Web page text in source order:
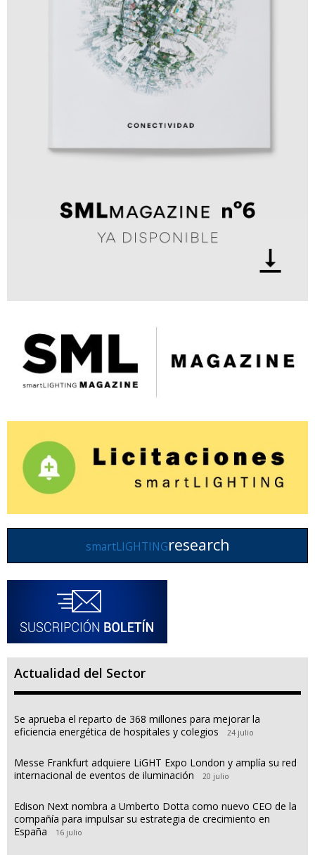
smartLIGHTINGresearch
Actualidad del Sector
Se aprueba el reparto de 368 millones para mejorar la
eficiencia energética de hospitales y colegios
24 julio
Messe Frankfurt adquiere LiGHT Expo London y amplía su red
internacional de eventos de iluminación
20 julio
Edison Next nombra a Umberto Dotta como nuevo CEO de la
compañía para impulsar su estrategia de crecimiento en
España
16 julio